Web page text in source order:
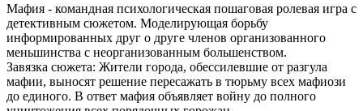
Мафия - командная психологическая пошаговая ролевая игра с
детективным сюжетом. Моделирующая борьбу
информированных друг о друге членов организованного
меньшинства с неорганизованным большенством.
Завязка сюжета: Жители города, обессилевшие от разгула
мафии, выносят решение пересажать в тюрьму всех мафиози
до единого. В ответ мафия объявляет войну до полного